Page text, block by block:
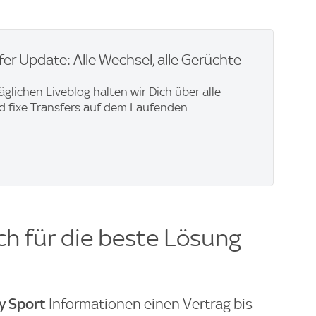
Update: Alle Wechsel, alle Gerüchte
Liveblog halten wir Dich über alle
fixe Transfers auf dem Laufenden.
für die beste Lösung
Sport Informationen einen Vertrag bis